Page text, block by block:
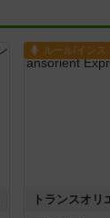
ルール/インス